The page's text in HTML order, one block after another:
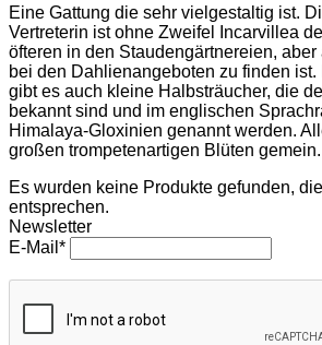
Eine Gattung die sehr vielgestaltig ist.
Vertreterin ist ohne Zweifel Incarvillea
öfteren in den Staudengärtnereien,
bei den Dahlienangeboten zu finden
gibt es auch kleine Halbsträucher, die
bekannt sind und im englischen
Himalaya-Gloxinien genannt werden.
großen trompetenartigen Blüten gemein.
Es wurden keine Produkte gefunden,
entsprechen.
Newsletter
E-Mail*